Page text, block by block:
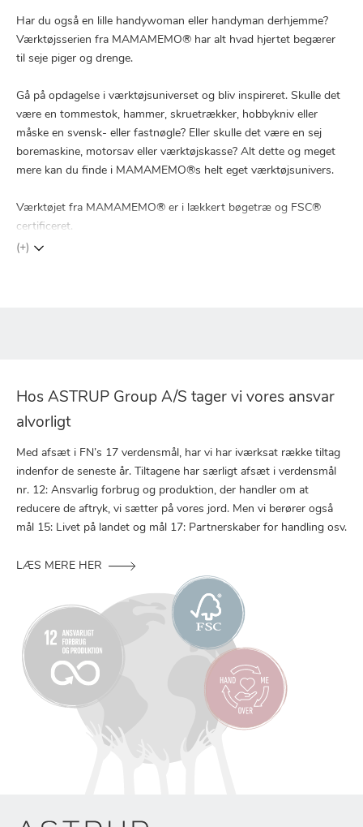
Har du også en lille handywoman eller handyman derhjemme?
Værktøjsserien fra MAMAMEMO® har alt hvad hjertet begærer
til seje piger og drenge.
Gå på opdagelse i værktøjsuniverset og bliv inspireret. Skulle det
være en tommestok, hammer, skruetrækker, hobbykniv eller
måske en svensk- eller fastnøgle? Eller skulle det være en sej
boremaskine, motorsav eller værktøjskasse? Alt dette og meget
mere kan du finde i MAMAMEMO®s helt eget værktøjsunivers.
Værktøjet fra MAMAMEMO® er i lækkert bøgetræ og FSC®
certificeret.
(+)
Hos ASTRUP Group A/S tager vi vores ansvar
alvorligt
Med afsæt i FN’s 17 verdensmål, har vi har iværksat række tiltag
indenfor de seneste år. Tiltagene har særligt afsæt i verdensmål
nr. 12: Ansvarlig forbrug og produktion, der handler om at
reducere de aftryk, vi sætter på vores jord. Men vi berører også
mål 15: Livet på landet og mål 17: Partnerskaber for handling osv.
LÆS MERE HER